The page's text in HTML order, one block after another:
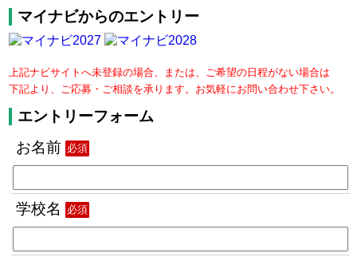
マイナビからのエントリー
上記ナビサイトへ未登録の場合、または、ご希望の日程がない場合は
下記より、ご応募・ご相談を承ります。お気軽にお問い合わせ下さい。
エントリーフォーム
お名前 必須
学校名 必須